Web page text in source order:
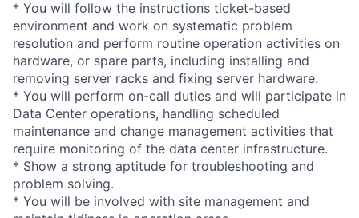
* You will follow the instructions ticket-based
environment and work on systematic problem
resolution and perform routine operation activities on
hardware, or spare parts, including installing and
removing server racks and fixing server hardware.
* You will perform on-call duties and will participate in
Data Center operations, handling scheduled
maintenance and change management activities that
require monitoring of the data center infrastructure.
* Show a strong aptitude for troubleshooting and
problem solving.
* You will be involved with site management and